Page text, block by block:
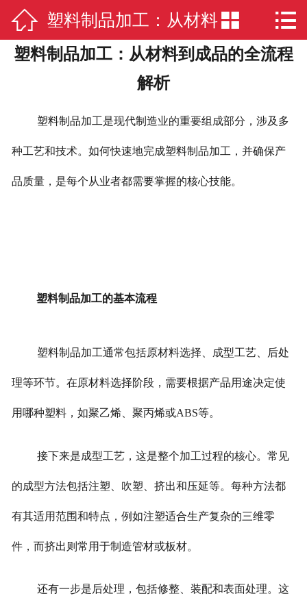
 网站首页
公司简介
新闻中心
厂房实景
 塑料制品加工：从材料
到成品的全流程解析
 
塑料制品加工：从材料到成品的全流程
解析
塑料制品加工是现代制造业的重要组成部分，涉及多
种工艺和技术。如何快速地完成塑料制品加工，并确保产
品质量，是每个从业者都需要掌握的核心技能。
塑料制品加工的基本流程
塑料制品加工通常包括原材料选择、成型工艺、后处
理等环节。在原材料选择阶段，需要根据产品用途决定使
用哪种塑料，如聚乙烯、聚丙烯或ABS等。
接下来是成型工艺，这是整个加工过程的核心。常见
的成型方法包括注塑、吹塑、挤出和压延等。每种方法都
有其适用范围和特点，例如注塑适合生产复杂的三维零
件，而挤出则常用于制造管材或板材。
还有一步是后处理，包括修整、装配和表面处理。这